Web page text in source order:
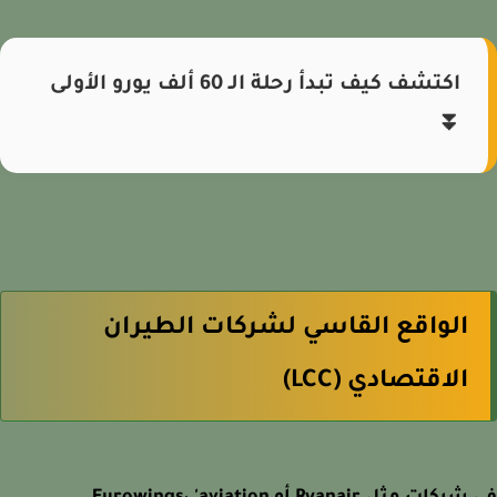
اكتشف كيف تبدأ رحلة الـ 60 ألف يورو الأولى
الواقع القاسي لشركات الطيران
الاقتصادي (LCC)